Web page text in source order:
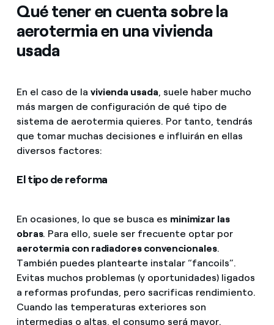
Qué tener en cuenta sobre la
aerotermia en una vivienda
usada
En el caso de la vivienda usada , suele haber mucho
más margen de configuración de qué tipo de
sistema de aerotermia quieres. Por tanto, tendrás
que tomar muchas decisiones e influirán en ellas
diversos factores:
El tipo de reforma
En ocasiones, lo que se busca es minimizar las
obras. Para ello, suele ser frecuente optar por
aerotermia con radiadores convencionales.
También puedes plantearte instalar “fancoils”.
Evitas muchos problemas (y oportunidades) ligados
a reformas profundas, pero sacrificas rendimiento.
Cuando las temperaturas exteriores son
intermedias o altas, el consumo será mayor.